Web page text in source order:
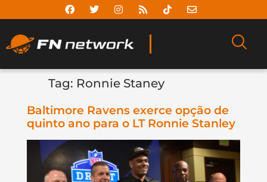
Tag: Ronnie Staney
Baltimore Ravens exerce opção de
quinto ano para o LT Ronnie Stanley